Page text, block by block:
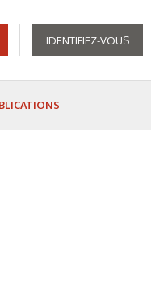
IDENTIFIEZ-VOUS